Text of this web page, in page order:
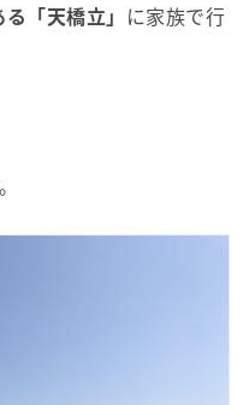
「天橋立」 に家族で行